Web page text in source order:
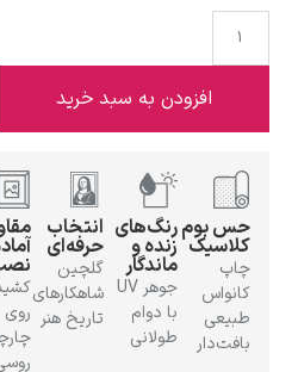
ادگار دگا
لودویگ دویچ
افزودن به سبد خرید
حس بوم
کلاسیک
کانواس
طبیعی
بافت‌دار
رنگ‌های
زنده و
ماندگار
جوهر UV
با دوام
طولانی
انتخاب
حرفه‌ای
گلچین
شاهکارهای
تاریخ هنر
مقاوم و
آمادهٔ
نصب
کشیده‌شده
روی
چارچوب
روسی/ترمو